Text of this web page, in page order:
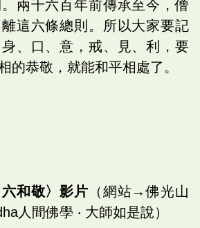
兩千六百年前傳承至今，僧
這六條總則。所以大家要記
、口、意，戒、見、利，要
的恭敬，就能和平相處了。
和敬〉影片 （網站→佛光山
人間佛學 ‧ 大師如是說）